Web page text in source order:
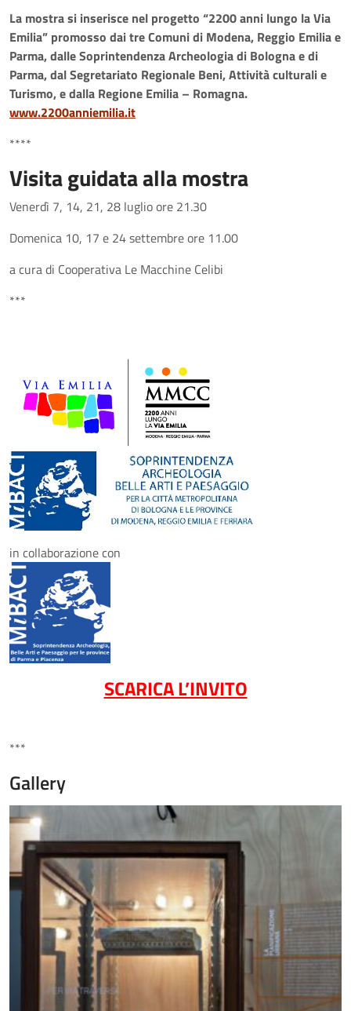
La mostra si inserisce nel progetto “2200 anni lungo la Via
Emilia” promosso dai tre Comuni di Modena, Reggio Emilia e
Parma, dalle Soprintendenza Archeologia di Bologna e di
Parma, dal Segretariato Regionale Beni, Attività culturali e
Turismo, e dalla Regione Emilia – Romagna.
www.2200anniemilia.it
****
Visita guidata alla mostra
Venerdì 7, 14, 21, 28 luglio ore 21.30
Domenica 10, 17 e 24 settembre ore 11.00
a cura di Cooperativa Le Macchine Celibi
***
in collaborazione con
SCARICA L’INVITO
***
Gallery